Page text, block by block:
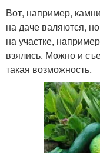
Вот, например,
на даче валяются,
на участке,
взялись. Можно и
такая возможность.